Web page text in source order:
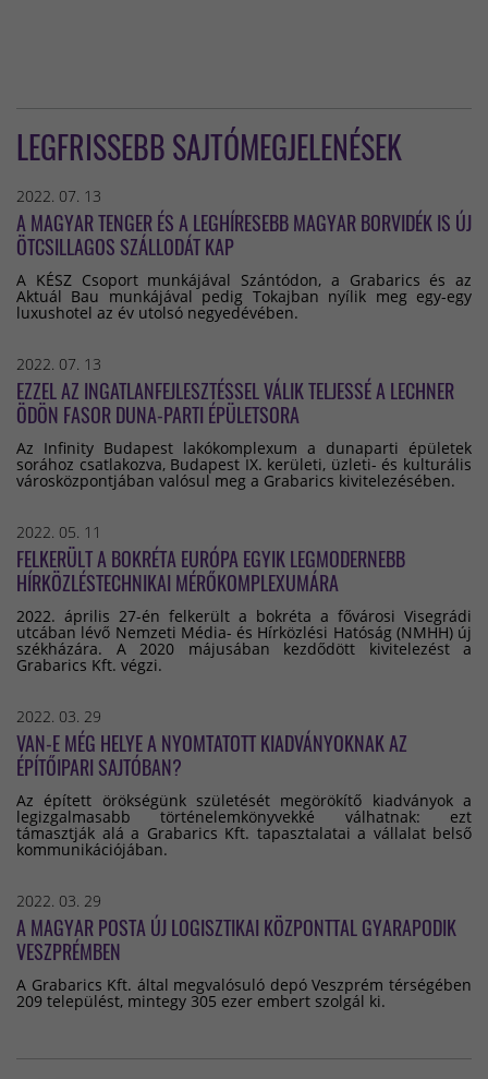
LEGFRISSEBB SAJTÓMEGJELENÉSEK
2022. 07. 13
A MAGYAR TENGER ÉS A LEGHÍRESEBB MAGYAR BORVIDÉK IS ÚJ
ÖTCSILLAGOS SZÁLLODÁT KAP
A KÉSZ Csoport munkájával Szántódon, a Grabarics és az
Aktuál Bau munkájával pedig Tokajban nyílik meg egy-egy
luxushotel az év utolsó negyedévében.
2022. 07. 13
EZZEL AZ INGATLANFEJLESZTÉSSEL VÁLIK TELJESSÉ A LECHNER
ÖDÖN FASOR DUNA-PARTI ÉPÜLETSORA
Az Infinity Budapest lakókomplexum a dunaparti épületek
sorához csatlakozva, Budapest IX. kerületi, üzleti- és kulturális
városközpontjában valósul meg a Grabarics kivitelezésében.
2022. 05. 11
FELKERÜLT A BOKRÉTA EURÓPA EGYIK LEGMODERNEBB
HÍRKÖZLÉSTECHNIKAI MÉRŐKOMPLEXUMÁRA
2022. április 27-én felkerült a bokréta a fővárosi Visegrádi
utcában lévő Nemzeti Média- és Hírközlési Hatóság (NMHH) új
székházára. A 2020 májusában kezdődött kivitelezést a
Grabarics Kft. végzi.
2022. 03. 29
VAN-E MÉG HELYE A NYOMTATOTT KIADVÁNYOKNAK AZ
ÉPÍTŐIPARI SAJTÓBAN?
Az épített örökségünk születését megörökítő kiadványok a
legizgalmasabb történelemkönyvekké válhatnak: ezt
támasztják alá a Grabarics Kft. tapasztalatai a vállalat belső
kommunikációjában.
2022. 03. 29
A MAGYAR POSTA ÚJ LOGISZTIKAI KÖZPONTTAL GYARAPODIK
VESZPRÉMBEN
A Grabarics Kft. által megvalósuló depó Veszprém térségében
209 települést, mintegy 305 ezer embert szolgál ki.